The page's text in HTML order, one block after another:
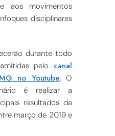
aos movimentos
disciplinares
durante todo
pelo canal
no Youtube. O
é realizar a
resultados da
março de 2019 e